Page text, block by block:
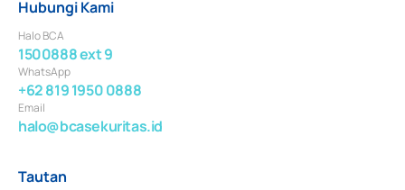
Hubungi Kami
Halo BCA
1500888 ext 9
WhatsApp
+62 819 1950 0888
Email
halo@bcasekuritas.id
Tautan